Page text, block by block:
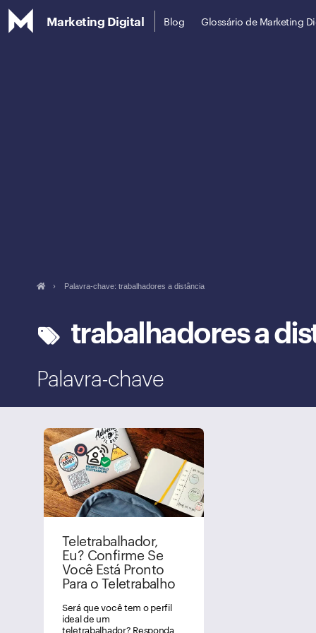
Marketing Digital Blog Glossário de Marketing
› Palavra-chave: trabalhadores a distância
trabalhadores a
Palavra-chave
Teletrabalhador,
Eu? Confirme Se
Você Está Pronto
Para o Teletrabalho
Será que você tem o perfil
ideal de um
teletrabalhador? Responda